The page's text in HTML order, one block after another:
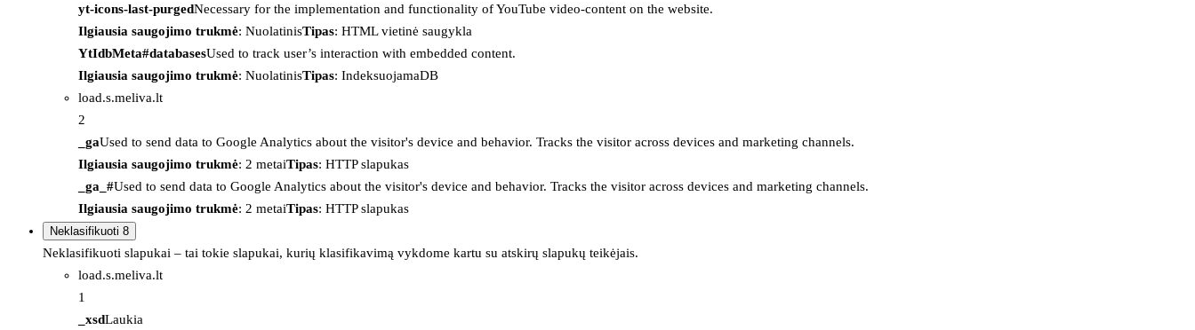
yt-icons-last-purgedNecessary for the implementation and functionality of YouTube video-content on the website.
Ilgiausia saugojimo trukmė: NuolatinisTipas: HTML vietinė saugykla
YtIdbMeta#databasesUsed to track user’s interaction with embedded content.
Ilgiausia saugojimo trukmė: NuolatinisTipas: IndeksuojamaDB
load.s.meliva.lt
2
_gaUsed to send data to Google Analytics about the visitor's device and behavior. Tracks the visitor across devices and marketing channels.
Ilgiausia saugojimo trukmė: 2 metaiTipas: HTTP slapukas
_ga_#Used to send data to Google Analytics about the visitor's device and behavior. Tracks the visitor across devices and marketing channels.
Ilgiausia saugojimo trukmė: 2 metaiTipas: HTTP slapukas
Neklasifikuoti 8
Neklasifikuoti slapukai – tai tokie slapukai, kurių klasifikavimą vykdome kartu su atskirų slapukų teikėjais.
load.s.meliva.lt
1
_xsdLaukia